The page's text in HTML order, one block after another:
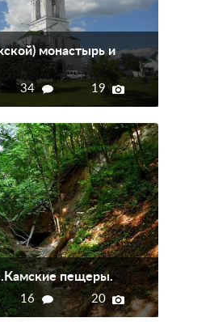
монастырь и
34 19
пещеры.
16 20